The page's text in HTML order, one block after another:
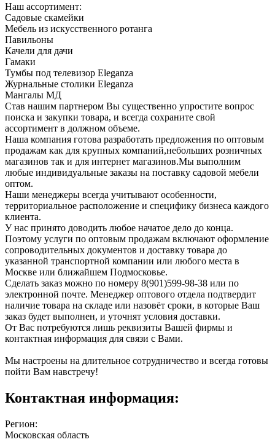
Наш ассортимент:
Садовые скамейки
Мебель из искусственного ротанга
Павильоны
Качели для дачи
Гамаки
Тумбы под телевизор Eleganza
Журнальные столики Eleganza
Мангалы МД
Став нашим партнером Вы существенно упростите вопрос
поиска и закупки товара, и всегда сохраните свой
ассортимент в должном объеме.
Наша компания готова разработать предложения по оптовым
продажам как для крупных компаний,небольших розничных
магазинов так и для интернет магазинов.Мы выполним
любые индивидуальные заказы на поставку садовой мебели
оптом.
Наши менеджеры всегда учитывают особенности,
территориальное расположение и специфику бизнеса каждого
клиента.
У нас принято доводить любое начатое дело до конца.
Поэтому услуги по оптовым продажам включают оформление
сопроводительных документов и доставку товара до
указанной транспортной компании или любого места в
Москве или ближайшем Подмосковье.
Сделать заказ можно по номеру 8(901)599-98-38 или по
электронной почте. Менеджер оптового отдела подтвердит
наличие товара на складе или назовёт сроки, в которые Ваш
заказ будет выполнен, и уточнят условия доставки.
От Вас потребуются лишь реквизиты Вашей фирмы и
контактная информация для связи с Вами.
Мы настроены на длительное сотрудничество и всегда готовы
пойти Вам навстречу!
Контактная информация:
Регион:
Московская область